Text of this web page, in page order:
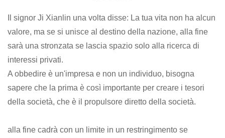
Il signor Ji Xianlin una volta disse: La tua vita non ha alcun
valore, ma se si unisce al destino della nazione, alla fine
sarà una stronzata se lascia spazio solo alla ricerca di
interessi privati.
A obbedire è un'impresa e non un individuo, bisogna
sapere che la prima è così importante per creare i tesori
della società, che è il propulsore diretto della società.
alla fine cadrà con un limite in un restringimento se